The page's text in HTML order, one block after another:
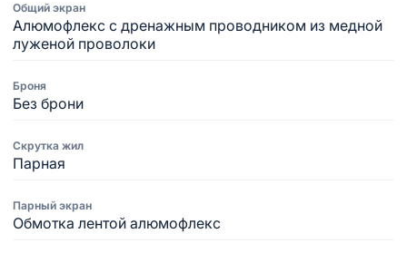
Общий экран
Алюмофлекс с дренажным проводником из медной
луженой проволоки
Броня
Без брони
Скрутка жил
Парная
Парный экран
Обмотка лентой алюмофлекс